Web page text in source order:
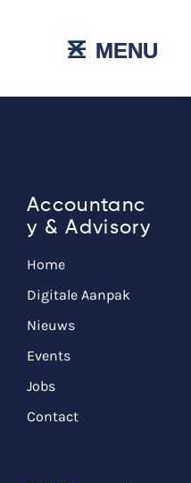
☰ MENU
˟ MENU
Accountanc
y & Advisory
Home
Digitale Aanpak
Nieuws
Events
Jobs
Contact